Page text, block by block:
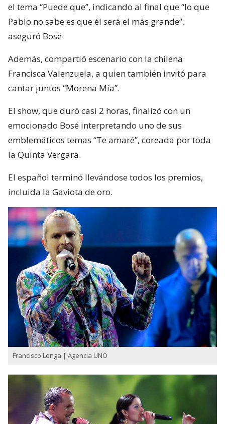
el tema “Puede que”, indicando al final que “lo que
Pablo no sabe es que él será el más grande”,
aseguró Bosé.
Además, compartió escenario con la chilena
Francisca Valenzuela, a quien también invitó para
cantar juntos “Morena Mía”.
El show, que duró casi 2 horas, finalizó con un
emocionado Bosé interpretando uno de sus
emblemáticos temas “Te amaré”, coreada por toda
la Quinta Vergara.
El español terminó llevándose todos los premios,
incluida la Gaviota de oro.
Francisco Longa | Agencia UNO